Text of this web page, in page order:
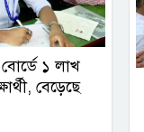
১ লাখ
বেড়েছে